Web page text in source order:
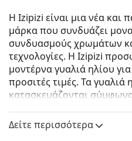
Η Izipizi είναι μια νέα και
μάρκα που συνδυάζει
συνδυασμούς χρωμάτων
τεχνολογίες. Η Izipizi
μοντέρνα γυαλιά ηλίου
προσιτές τιμές. Τα γυαλιά
κατασκευάζονται
μωρά, σε πολύ μικρή
και είναι υποαλλεργική.
Δείτε περισσότερα